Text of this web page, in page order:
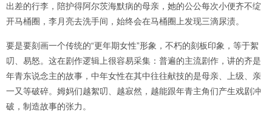
出差的行李，陪护得阿尔茨海默病的母亲，她的公公每次小便齐不绽
开马桶圈，李月亮去洗手间，始终会在马桶圈上发现三滴尿渍。
要是要刻画一个传统的“更年期女性”形象，不朽的刻板印象，等于絮
叨、易怒。这在剧作逻辑上很容易采集：普遍的主流剧作，讲的齐是
年青东说念主的故事，中年女性在其中往往献技的是母亲、上级、亲
一又等破碎。姆妈们越絮叨、越寂然，越能跟年青主角们产生戏剧冲
破，制造故事的张力。